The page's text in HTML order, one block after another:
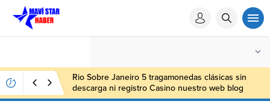
Rio Sobre Janeiro 5 tragamonedas clásicas sin
descarga ni registro Casino nuestro web blog